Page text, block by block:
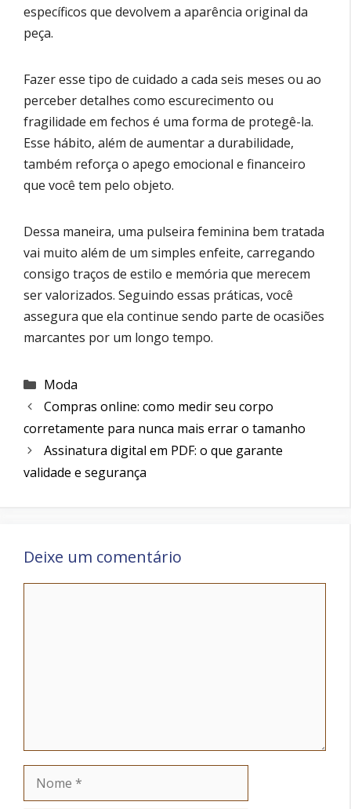
específicos que devolvem a aparência original da
peça.
Fazer esse tipo de cuidado a cada seis meses ou ao
perceber detalhes como escurecimento ou
fragilidade em fechos é uma forma de protegê-la.
Esse hábito, além de aumentar a durabilidade,
também reforça o apego emocional e financeiro
que você tem pelo objeto.
Dessa maneira, uma pulseira feminina bem tratada
vai muito além de um simples enfeite, carregando
consigo traços de estilo e memória que merecem
ser valorizados. Seguindo essas práticas, você
assegura que ela continue sendo parte de ocasiões
marcantes por um longo tempo.
Categorias
Moda
Compras online: como medir seu corpo
corretamente para nunca mais errar o tamanho
Assinatura digital em PDF: o que garante
validade e segurança
Deixe um comentário
Nome